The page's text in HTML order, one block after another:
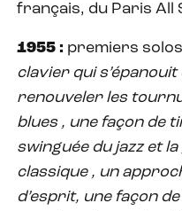
français, du Paris All
1955 : premiers
clavier qui
renouveler les
blues , une façon de
swinguée du jazz et
classique , un
d’esprit, une façon